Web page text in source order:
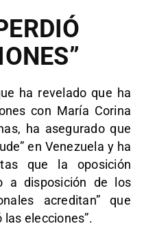
ha revelado que ha
con María Corina
ha asegurado que
en Venezuela y ha
que la oposición
a disposición de los
acreditan” que
las elecciones”.